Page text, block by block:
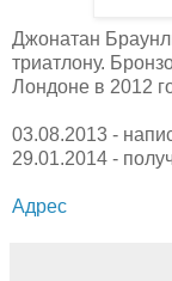
Джонатан
триатлону.
Лондоне в 2012
03.08.2013 -
29.01.2014 -
Адрес